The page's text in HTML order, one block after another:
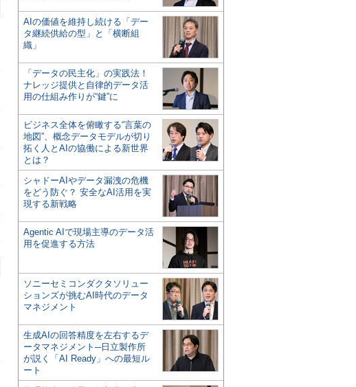
AIの価値を維持し続ける「デー
タ継続供給の型」と「横断組
織」
「データの民主化」の実践法！
ナレッジ提供と自律的データ活
用の仕組み作りが“鍵”に
ビジネス全体を俯瞰する“言葉の
地図”、概念データモデルが切り
拓く人とAIの協働による新世界
とは？
シャドーAIやデータ漏洩の危機
をどう防ぐ？ 安全なAI活用を実
現する新戦略
Agentic AIで現場主導のデータ活
用を促進する方法
ソニーセミコンダクタソリュー
ションズが挑むAI時代のデータ
マネジメント
生成AIの回答精度を左右するデ
ータマネジメント─日立製作所
が説く「AI Ready」への最短ル
ート